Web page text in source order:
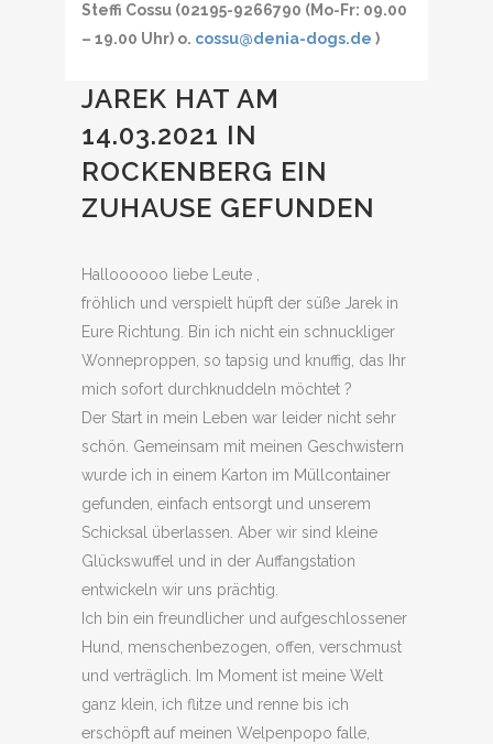
Steffi Cossu (02195-9266790 (Mo-Fr: 09.00
– 19.00 Uhr) o. cossu@denia-dogs.de )
JAREK HAT AM
14.03.2021 IN
ROCKENBERG EIN
ZUHAUSE GEFUNDEN
Halloooooo liebe Leute ,
fröhlich und verspielt hüpft der süße Jarek in
Eure Richtung. Bin ich nicht ein schnuckliger
Wonneproppen, so tapsig und knuffig, das Ihr
mich sofort durchknuddeln möchtet ?
Der Start in mein Leben war leider nicht sehr
schön. Gemeinsam mit meinen Geschwistern
wurde ich in einem Karton im Müllcontainer
gefunden, einfach entsorgt und unserem
Schicksal überlassen. Aber wir sind kleine
Glückswuffel und in der Auffangstation
entwickeln wir uns prächtig.
Ich bin ein freundlicher und aufgeschlossener
Hund, menschenbezogen, offen, verschmust
und verträglich. Im Moment ist meine Welt
ganz klein, ich flitze und renne bis ich
erschöpft auf meinen Welpenpopo falle,